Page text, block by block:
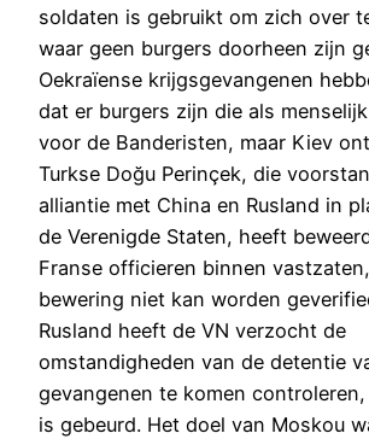
soldaten is gebruikt om zich over
waar geen burgers doorheen zijn
Oekraïense krijgsgevangenen
dat er burgers zijn die als
voor de Banderisten, maar Kiev
Turkse Doğu Perinçek, die
alliantie met China en Rusland in
de Verenigde Staten, heeft
Franse officieren binnen
bewering niet kan worden
Rusland heeft de VN verzocht de
omstandigheden van de detentie
gevangenen te komen
is gebeurd. Het doel van Moskou